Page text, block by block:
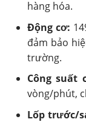
hàng hóa.
Động cơ:
đảm bảo
trường.
Công suất
vòng/phút,
Lốp trước/